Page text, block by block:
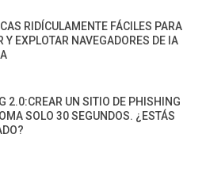
RIDÍCULAMENTE FÁCILES PARA
Y EXPLOTAR NAVEGADORES DE IA
2.0:CREAR UN SITIO DE PHISHING
SOLO 30 SEGUNDOS. ¿ESTÁS